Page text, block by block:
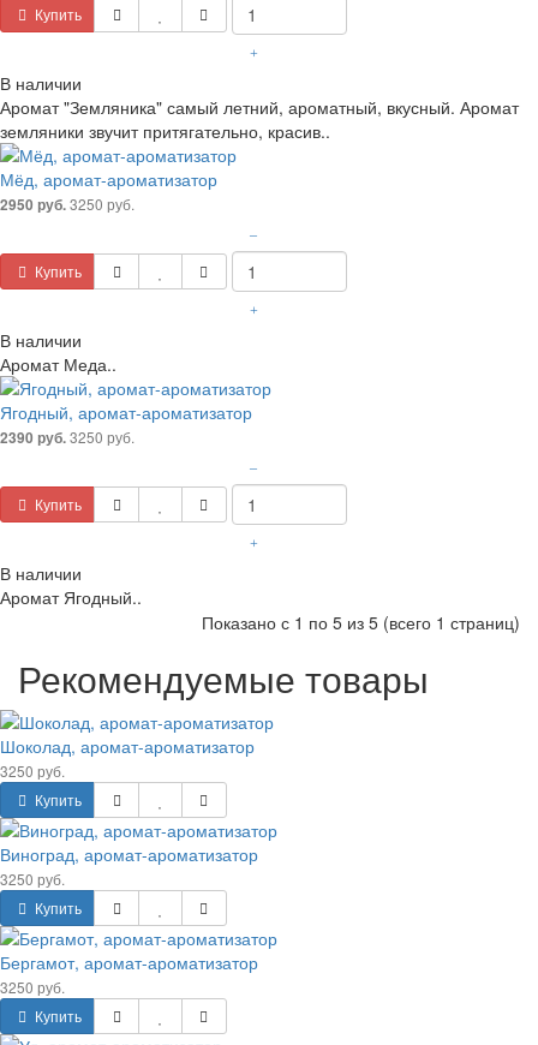
Купить
+
В наличии
Аромат "Земляника" самый летний, ароматный, вкусный. Аромат
земляники звучит притягательно, красив..
Мёд, аромат-ароматизатор
2950 руб.3250 руб.
Купить
–
+
В наличии
Аромат Меда..
Ягодный, аромат-ароматизатор
2390 руб.3250 руб.
Купить
–
+
В наличии
Аромат Ягодный..
Показано с 1 по 5 из 5 (всего 1 страниц)
Рекомендуемые товары
Шоколад, аромат-ароматизатор
3250 руб.
Купить
Виноград, аромат-ароматизатор
3250 руб.
Купить
Бергамот, аромат-ароматизатор
3250 руб.
Купить